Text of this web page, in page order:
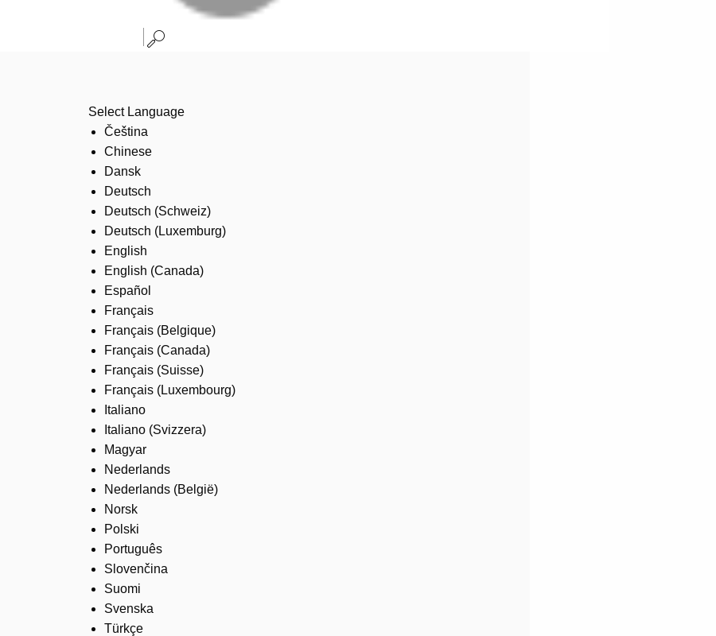
Select Language
Čeština
Chinese
Dansk
Deutsch
Deutsch (Schweiz)
Deutsch (Luxemburg)
English
English (Canada)
Español
Français
Français (Belgique)
Français (Canada)
Français (Suisse)
Français (Luxembourg)
Italiano
Italiano (Svizzera)
Magyar
Nederlands
Nederlands (België)
Norsk
Polski
Português
Slovenčina
Suomi
Svenska
Türkçe